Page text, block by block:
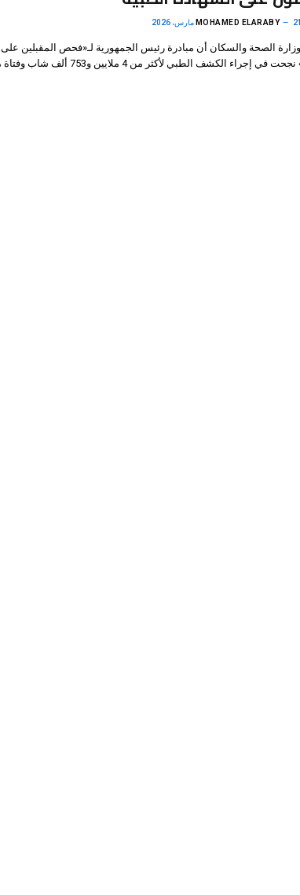
MOHAMED ELARABY 21 مارس، 2026
الصحة والسكان أن مبادرة رئيس الجمهورية لـ«فحص المقبلين على
في إجراء الكشف الطبي لأكثر من 4 ملايين و753 ألف شاب وفتاة من…